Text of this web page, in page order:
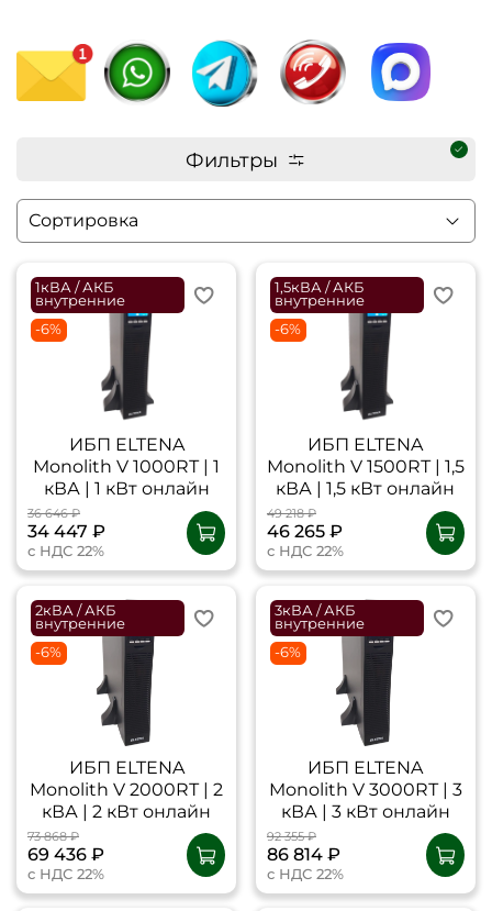
Фильтры
1кВА / АКБ
внутренние
-6%
ИБП ELTENA
Monolith V 1000RТ | 1
кВА | 1 кВт онлайн
36 646 ₽
34 447 ₽
с НДС 22%
1,5кВА / АКБ
внутренние
-6%
ИБП ELTENA
Monolith V 1500RТ | 1,5
кВА | 1,5 кВт онлайн
49 218 ₽
46 265 ₽
с НДС 22%
2кВА / АКБ
внутренние
-6%
ИБП ELTENA
Monolith V 2000RТ | 2
кВА | 2 кВт онлайн
73 868 ₽
69 436 ₽
с НДС 22%
3кВА / АКБ
внутренние
-6%
ИБП ELTENA
Monolith V 3000RТ | 3
кВА | 3 кВт онлайн
92 355 ₽
86 814 ₽
с НДС 22%